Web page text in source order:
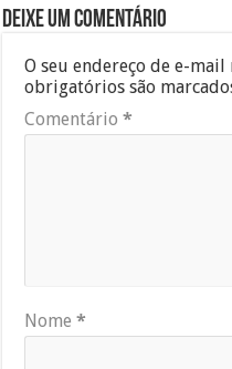
Deixe um comentário
O seu endereço de e-
obrigatórios são
Comentário*
Nome*